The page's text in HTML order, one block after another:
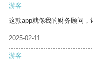
游客
这款app就像我的财务顾问，
2025-02-11
游客